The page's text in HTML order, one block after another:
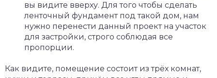
вы видите вверху. Для того чтобы сделать
ленточный фундамент под такой дом, нам
нужно перенести данный проект на участок
для застройки, строго соблюдая все
пропорции.
Как видите, помещение состоит из трёх комнат,